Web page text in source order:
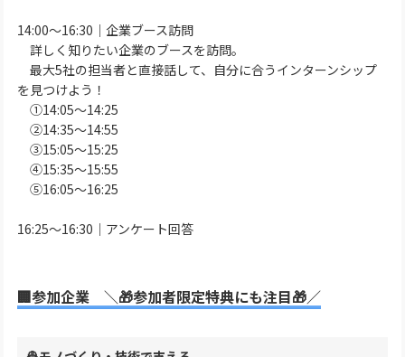
14:00～16:30｜企業ブース訪問
詳しく知りたい企業のブースを訪問。
最大5社の担当者と直接話して、自分に合うインターンシップ
を見つけよう！
①14:05～14:25
②14:35～14:55
③15:05～15:25
④15:35～15:55
⑤16:05～16:25
16:25～16:30｜アンケート回答
🏢参加企業 ＼🎁参加者限定特典にも注目🎁／